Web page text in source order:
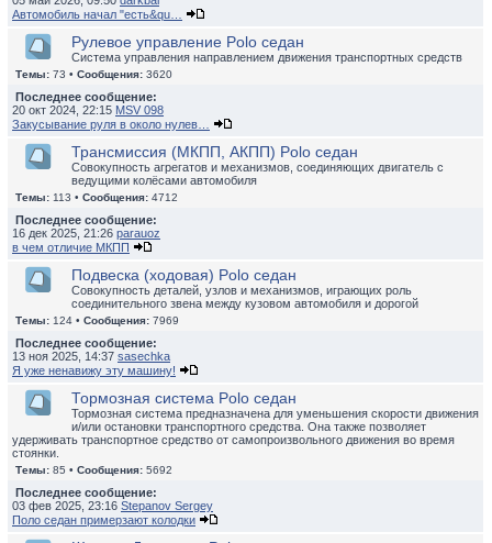
Автомобиль начал "есть&qu…
Рулевое управление Polo седан
Система управления направлением движения транспортных средств
Темы: 73 • Сообщения: 3620
Последнее сообщение:
20 окт 2024, 22:15 MSV 098
Закусывание руля в около нулев…
Трансмиссия (МКПП, АКПП) Polo седан
Совокупность агрегатов и механизмов, соединяющих двигатель с
ведущими колёсами автомобиля
Темы: 113 • Сообщения: 4712
Последнее сообщение:
16 дек 2025, 21:26 parauoz
в чем отличие МКПП
Подвеска (ходовая) Polo седан
Совокупность деталей, узлов и механизмов, играющих роль
соединительного звена между кузовом автомобиля и дорогой
Темы: 124 • Сообщения: 7969
Последнее сообщение:
13 ноя 2025, 14:37 sasechka
Я уже ненавижу эту машину!
Тормозная система Polo седан
Тормозная система предназначена для уменьшения скорости движения
и/или остановки транспортного средства. Она также позволяет
удерживать транспортное средство от самопроизвольного движения во время
стоянки.
Темы: 85 • Сообщения: 5692
Последнее сообщение:
03 фев 2025, 23:16 Stepanov Sergey
Поло седан примерзают колодки